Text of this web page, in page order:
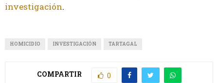
investigación.
HOMICIDIO INVESTIGACIÓN TARTAGAL
COMPARTIR 0